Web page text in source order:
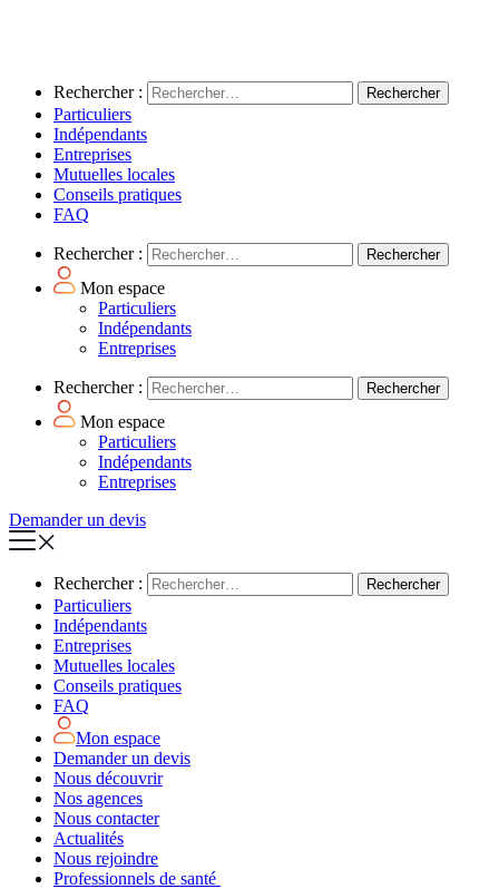
Rechercher :
Particuliers
Indépendants
Entreprises
Mutuelles locales
Conseils pratiques
FAQ
Rechercher :
Mon espace
Particuliers
Indépendants
Entreprises
Rechercher :
Mon espace
Particuliers
Indépendants
Entreprises
Demander un devis
Rechercher :
Particuliers
Indépendants
Entreprises
Mutuelles locales
Conseils pratiques
FAQ
Mon espace
Demander un devis
Nous découvrir
Nos agences
Nous contacter
Actualités
Nous rejoindre
Professionnels de santé